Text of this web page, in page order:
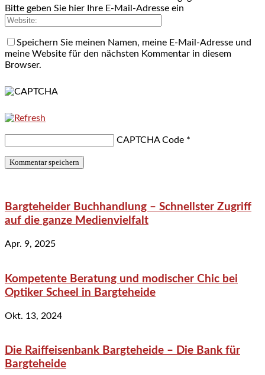
Bitte geben Sie hier Ihre E-Mail-Adresse ein
Speichern Sie meinen Namen, meine E-Mail-Adresse und
meine Website für den nächsten Kommentar in diesem
Browser.
CAPTCHA Code *
Bargteheider Buchhandlung – Schnellster Zugriff
auf die ganze Medienvielfalt
Apr. 9, 2025
Kompetente Beratung und modischer Chic bei
Optiker Scheel in Bargteheide
Okt. 13, 2024
Die Raiffeisenbank Bargteheide – Die Bank für
Bargteheide